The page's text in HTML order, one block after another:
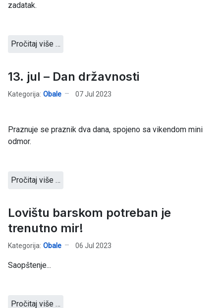
zadatak.
Pročitaj više …
13. jul – Dan državnosti
Kategorija: Obale 07 Jul 2023
Praznuje se praznik dva dana, spojeno sa vikendom mini
odmor.
Pročitaj više …
Lovištu barskom potreban je
trenutno mir!
Kategorija: Obale 06 Jul 2023
Saopštenje...
Pročitaj više …